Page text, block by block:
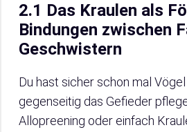
2.1 Das Kraulen als
Bindungen zwischen
Geschwistern
Du hast sicher schon mal
gegenseitig das Gefieder
Allopreening oder einfach